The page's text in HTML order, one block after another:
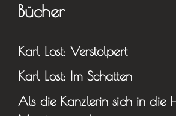
Bücher
Karl Lost: Verstolpert
Karl Lost: Im Schatten
Als die Kanzlerin sich in die